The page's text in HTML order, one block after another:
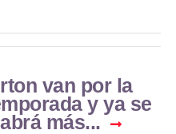
van por la
y ya se
más...